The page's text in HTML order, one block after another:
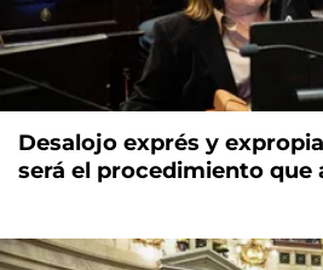
Desalojo exprés y
será el procedimiento que